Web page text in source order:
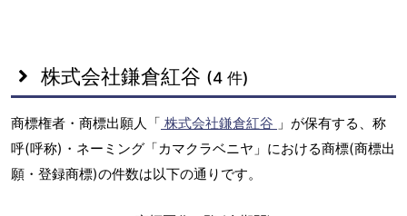
株式会社鎌倉紅谷 (4 件)
商標権者・商標出願人「 株式会社鎌倉紅谷 」が保有する、称
呼(呼称)・ネーミング「カマクラベニヤ」における商標(商標出
願・登録商標)の件数は以下の通りです。